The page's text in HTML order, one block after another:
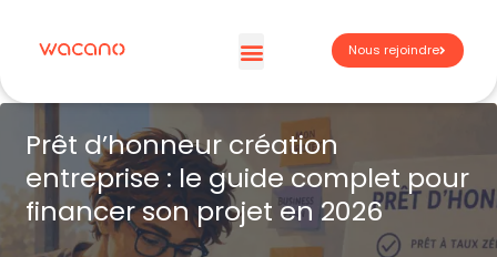
Nous rejoindre
Prêt d’honneur création
entreprise : le guide complet pour
financer son projet en 2026